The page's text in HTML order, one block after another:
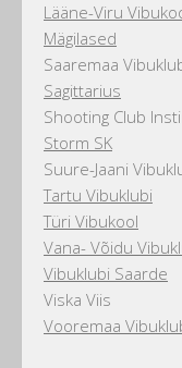
Lääne-Viru
Mägilased
Saaremaa
Sagittarius
Shooting Club
Storm SK
Suure-Jaani
Tartu Vibuklubi
Türi Vibukool
Vana- Võidu
Vibuklubi Saarde
Viska Viis
Vooremaa